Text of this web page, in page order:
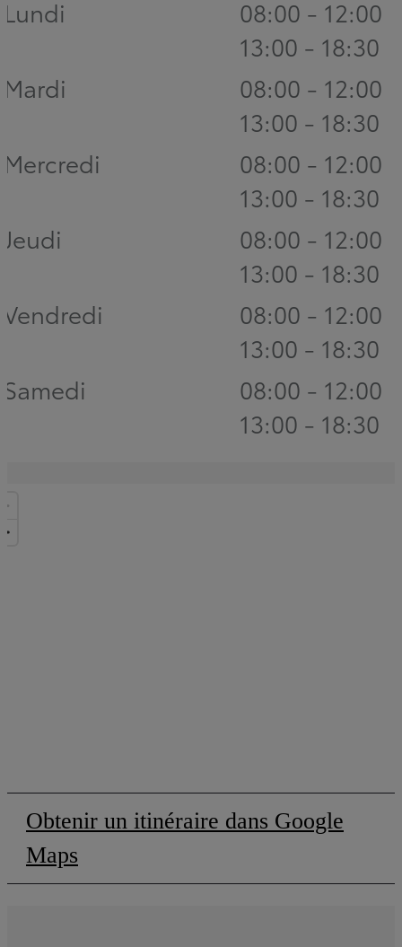
Obtenir un itinéraire dans Google
Maps
Lundi
08:00 - 12:00
13:00 - 18:30
Mardi
08:00 - 12:00
13:00 - 18:30
Mercredi
08:00 - 12:00
13:00 - 18:30
Jeudi
08:00 - 12:00
13:00 - 18:30
Vendredi
08:00 - 12:00
13:00 - 18:30
Samedi
08:00 - 12:00
13:00 - 18:30